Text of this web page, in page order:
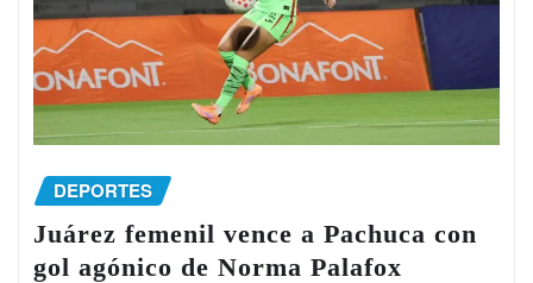
DEPORTES
Juárez femenil vence a Pachuca con
gol agónico de Norma Palafox